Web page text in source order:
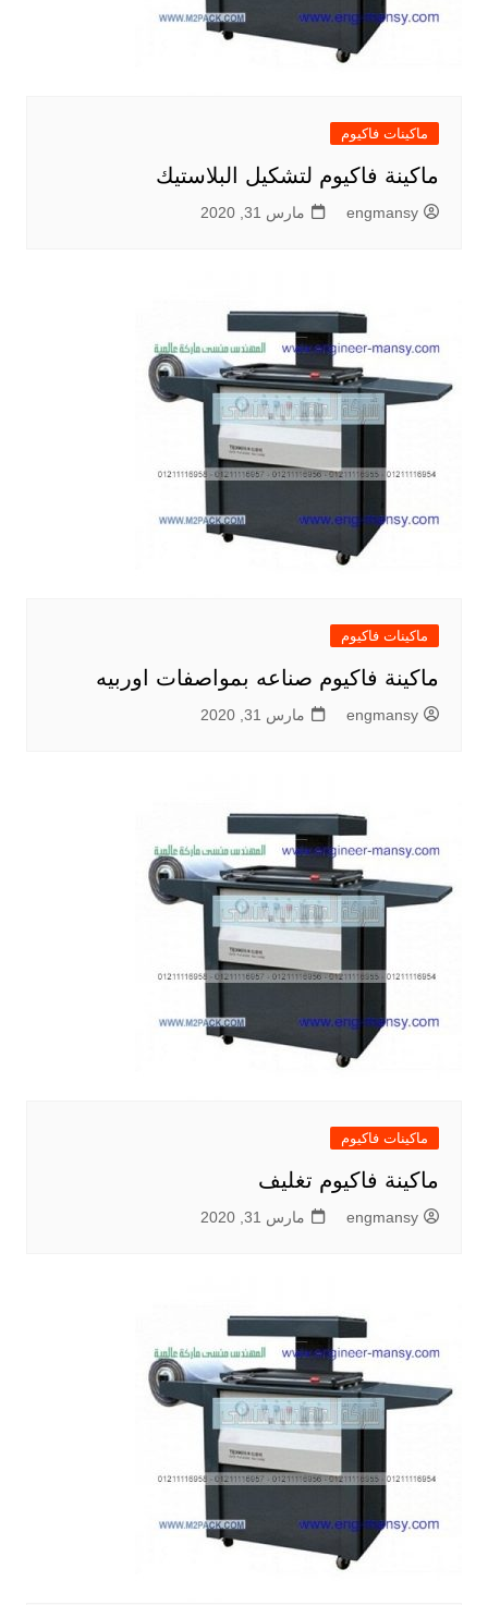
ماكينات فاكيوم
ماكينة فاكيوم لتشكيل البلاستيك
engmansy مارس 31, 2020
ماكينات فاكيوم
ماكينة فاكيوم صناعه بمواصفات اوربيه
engmansy مارس 31, 2020
ماكينات فاكيوم
ماكينة فاكيوم تغليف
engmansy مارس 31, 2020